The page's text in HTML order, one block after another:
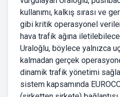
kullanımı, kalkış sırası ve
gibi kritik operasyonel
hava trafik ağına
Uraloğlu, böylece yalnızca
kalmadan gerçek
dinamik trafik yönetimi
sistem kapsamında